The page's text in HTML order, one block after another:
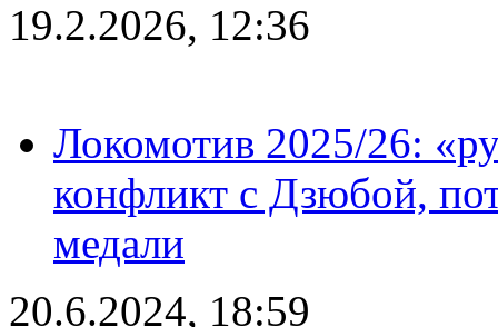
19.2.2026, 12:36
Локомотив 2025/26:
конфликт с Дзюбой,
медали
20.6.2024, 18:59